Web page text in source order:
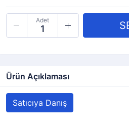
Adet
Ürün Açıklaması
Satıcıya Danış